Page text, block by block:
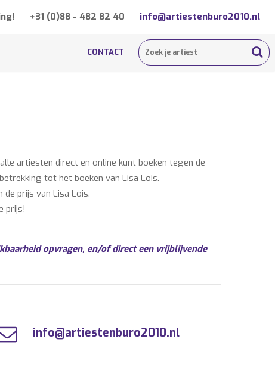
+31 (0)88 - 482 82 40 info@artiestenburo2010.nl
CONTACT
artiesten direct en online kunt boeken tegen de
tot het boeken van Lisa Lois.
de prijs van Lisa Lois.
prijs!
opvragen, en/of direct een vrijblijvende
info@artiestenburo2010.nl